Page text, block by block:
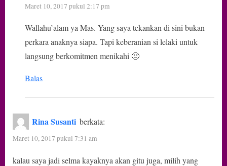
Maret 10, 2017 pukul 2:17 pm
Wallahu’alam ya Mas. Yang saya tekankan di sini bukan
perkara anaknya siapa. Tapi keberanian si lelaki untuk
langsung berkomitmen menikahi 🙂
Balas
Rina Susanti berkata:
Maret 10, 2017 pukul 7:31 am
kalau saya jadi selma kayaknya akan gitu juga, milih yang